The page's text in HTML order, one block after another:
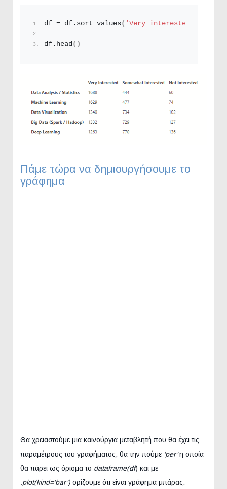
df = df. sort_values( 'Very interested'
df. head()
Πάμε τώρα να δημιουργήσουμε το
γράφημα
Θα χρειαστούμε μια καινούργια μεταβλητή που θα έχει τις
παραμέτρους του γραφήματος, θα την πούμε ‘per’η οποία
θα πάρει ως όρισμα το dataframe(df) και με
.plot(kind=’bar’) ορίζουμε ότι είναι γράφημα μπάρας.